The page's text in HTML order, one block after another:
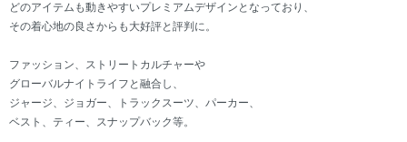
どのアイテムも動きやすいプレミアムデザインとなっており、
その着心地の良さからも大好評と評判に。
ファッション、ストリートカルチャーや
グローバルナイトライフと融合し、
ジャージ、ジョガー、トラックスーツ、パーカー、
ベスト、ティー、スナップバック等。